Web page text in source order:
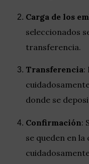
Carga de los
seleccionados
transferencia.
Transferencia:
donde se
Confirmación:
se queden en